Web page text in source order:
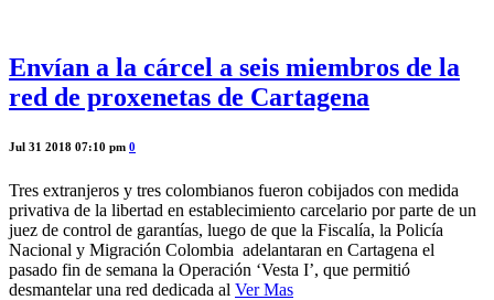
Envían a la cárcel a seis miembros de la
red de proxenetas de Cartagena
Jul 31 2018 07:10 pm 0
Tres extranjeros y tres colombianos fueron cobijados con medida
privativa de la libertad en establecimiento carcelario por parte de un
juez de control de garantías, luego de que la Fiscalía, la Policía
Nacional y Migración Colombia adelantaran en Cartagena el
pasado fin de semana la Operación ‘Vesta I’, que permitió
desmantelar una red dedicada al Ver Mas